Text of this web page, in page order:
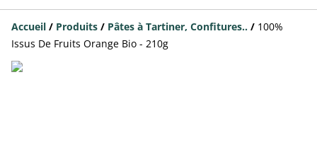
Accueil / Produits / Pâtes à Tartiner, Confitures.. / 100%
Issus De Fruits Orange Bio - 210g